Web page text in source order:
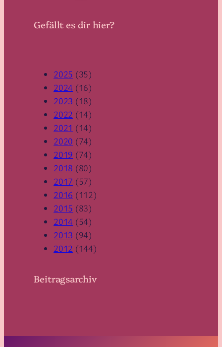
Gefällt es dir hier?
Beitragsarchiv
2025 (35)
2024 (16)
2023 (18)
2022 (14)
2021 (14)
2020 (74)
2019 (74)
2018 (80)
2017 (57)
2016 (112)
2015 (83)
2014 (54)
2013 (94)
2012 (144)